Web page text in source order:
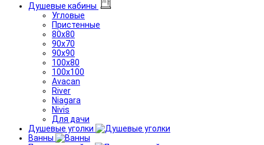
Душевые кабины
Угловые
Пристенные
80x80
90x70
90x90
100x80
100x100
Avacan
River
Niagara
Nivis
Для дачи
Душевые уголки
Ванны